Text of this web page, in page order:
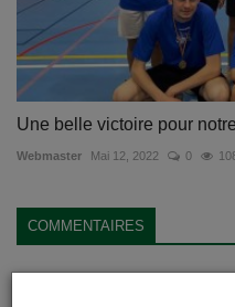
Une belle victoire pour
Webmaster Mai 12, 2022 0
COMMENTAIRES